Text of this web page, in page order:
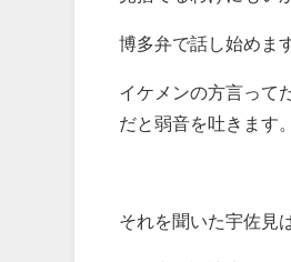
博多弁で話し始めま
イケメンの方言って
だと弱音を吐きます。
それを聞いた宇佐見